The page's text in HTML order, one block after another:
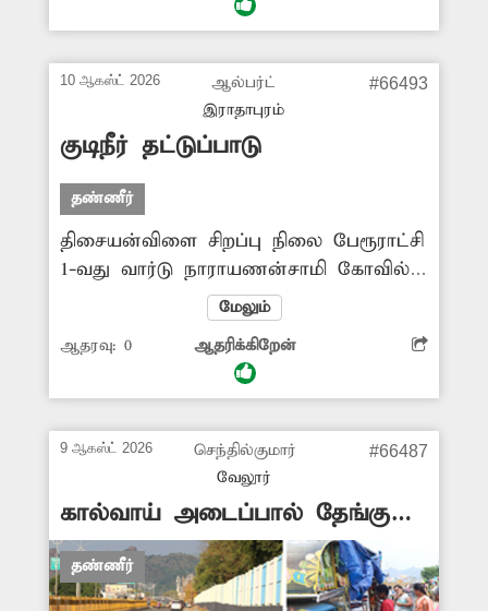
நாட்களில் மிகக் குறைந்த அளவில்தான்
ஏற்பட்டுள்ளதால் சீராக வினியோகம்
செய்ய வேண்டுகிறேன்.
10 ஆகஸ்ட் 2026
ஆல்பர்ட்
இராதாபுரம்
#66493
குடிநீர் தட்டுப்பாடு
தண்ணீர்
திசையன்விளை சிறப்பு நிலை பேரூராட்சி
1-வது வார்டு நாராயணன்சாமி கோவில்
தெருவில் கடந்த 8 மாத காலமாக நல்ல
தண்ணீரும், போர் தண்ணீரும்
வரவில்லை. இதனால் தண்ணீர்
தட்டுப்பாடு ஏற்பட்டுள்ளது. எனவே
செய்துகொடுக்குமாறு வேண்டுறேன்.
மேலும்
ஆதரவு: 0 ஆதரிக்கிறேன்
9 ஆகஸ்ட் 2026
செந்தில்குமார்
வேலூர்
#66487
கால்வாய் அடைப்பால் தேங்கும்
தண்ணீர்
தண்ணீர்